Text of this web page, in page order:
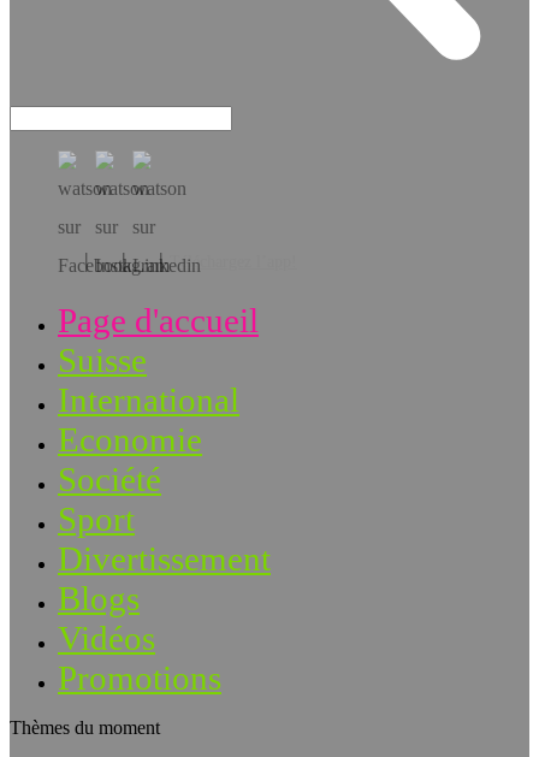
Téléchargez l’app!
Page d'accueil
Suisse
International
Economie
Société
Sport
Divertissement
Blogs
Vidéos
Promotions
Thèmes du moment